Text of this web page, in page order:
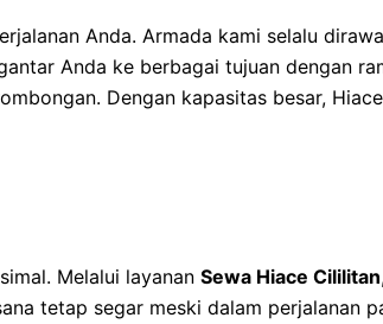
Anda. Armada kami selalu
Anda ke berbagai tujuan dengan
Dengan kapasitas besar,
Melalui layanan Sewa Hiace Cililitan
tetap segar meski dalam perjalanan